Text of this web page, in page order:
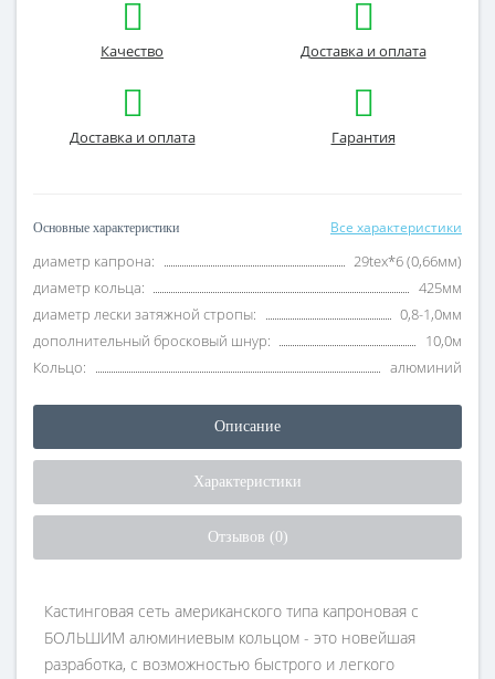
Качество Доставка и оплата
Доставка и оплата Гарантия
Основные характеристики Все характеристики
диаметр капрона:
29tex*6 (0,66мм)
диаметр кольца:
425мм
диаметр лески затяжной стропы:
0,8-1,0мм
дополнительный бросковый шнур:
10,0м
Кольцо:
алюминий
Описание
Характеристики
Отзывов (0)
Кастинговая сеть американского типа капроновая с
БОЛЬШИМ алюминиевым кольцом - это новейшая
разработка, с возможностью быстрого и легкого